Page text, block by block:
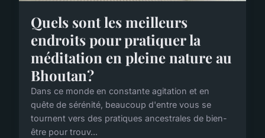
Quels sont les meilleurs
endroits pour pratiquer la
méditation en pleine nature au
Bhoutan?
Dans ce monde en constante agitation et en
quête de sérénité, beaucoup d'entre vous se
tournent vers des pratiques ancestrales de bien-
être pour trouv...